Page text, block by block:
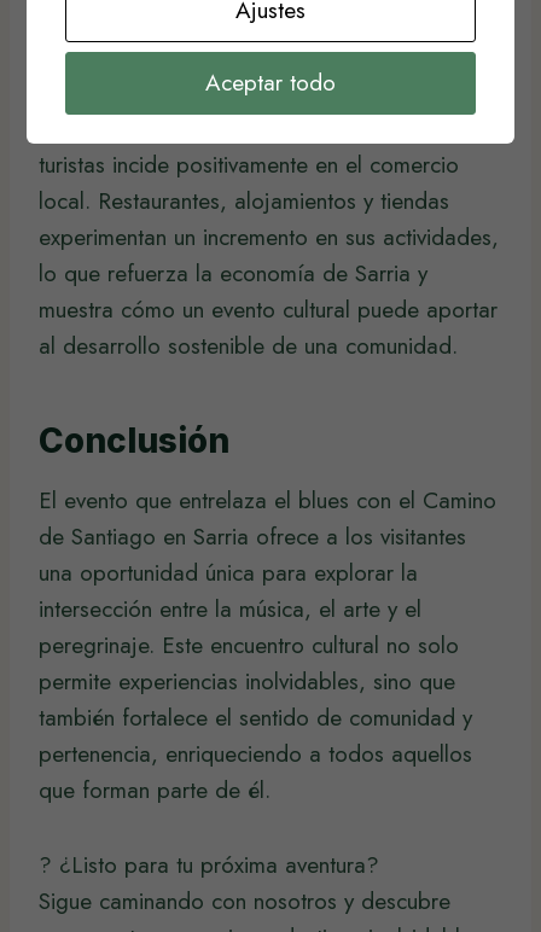
Beneficios Económicos
turistas incide positivamente en el comercio
local. Restaurantes, alojamientos y tiendas
experimentan un incremento en sus actividades,
lo que refuerza la economía de Sarria y
muestra cómo un evento cultural puede aportar
al desarrollo sostenible de una comunidad.
Conclusión
El evento que entrelaza el blues con el Camino
de Santiago en Sarria ofrece a los visitantes
una oportunidad única para explorar la
intersección entre la música, el arte y el
peregrinaje. Este encuentro cultural no solo
permite experiencias inolvidables, sino que
también fortalece el sentido de comunidad y
pertenencia, enriqueciendo a todos aquellos
que forman parte de él.
? ¿Listo para tu próxima aventura?
Sigue caminando con nosotros y descubre
Ajustes
Aceptar todo